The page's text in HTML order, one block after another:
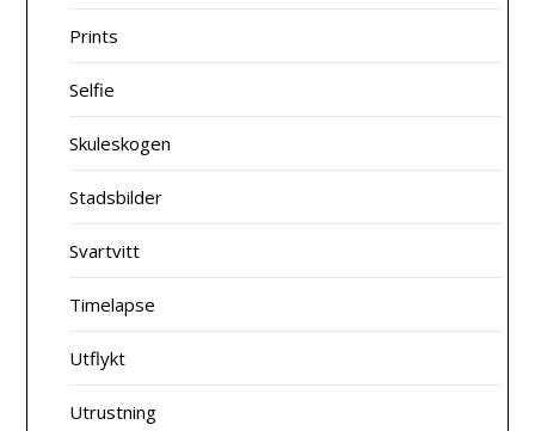
Prints
Selfie
Skuleskogen
Stadsbilder
Svartvitt
Timelapse
Utflykt
Utrustning